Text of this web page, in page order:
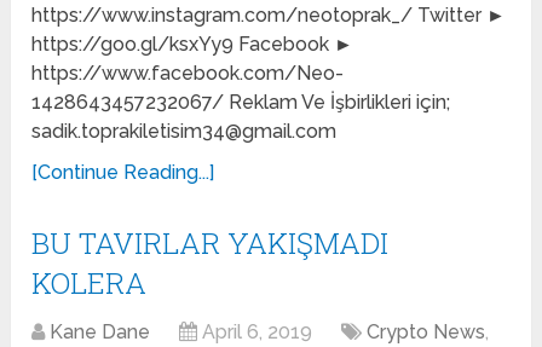
https://www.instagram.com/neotoprak_/ Twitter ►
https://goo.gl/ksxYy9 Facebook ►
https://www.facebook.com/Neo-
1428643457232067/ Reklam Ve İşbirlikleri için;
sadik.toprakiletisim34@gmail.com
[Continue Reading...]
BU TAVIRLAR YAKIŞMADI
KOLERA
Kane Dane April 6, 2019 Crypto News,